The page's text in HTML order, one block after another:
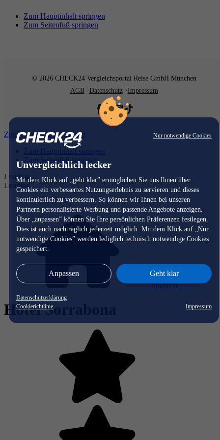
Nur notwendige Cookies
Unvergleichlich lecker
Mit dem Klick auf „geht klar” ermöglichen Sie uns Ihnen über
Cookies ein verbessertes Nutzungserlebnis zu servieren und dieses
kontinuierlich zu verbessern. So können wir Ihnen bei unseren
Partnern personalisierte Werbung und passende Angebote anzeigen.
Über „anpassen” können Sie Ihre persönlichen Präferenzen festlegen.
Dies ist auch nachträglich jederzeit möglich. Mit dem Klick auf „Nur
notwendige Cookies” werden lediglich technisch notwendige Cookies
gespeichert.
Anpassen Geht klar
Datenschutzerklärung
Cookierichtlinie
Impressum
Zum Hauptinhalt springen
Zum Seitenfuß springen
© 2026 CHECK24 Vergleichsportal Reise GmbH München
AGB
Datenschutz Impressum
Zum Hauptinhalt springen
Zum Hauptinhalt springen
Zum Seitenfuß springen
Loading...
Loading...
Startseite
Hotel Sorrabona